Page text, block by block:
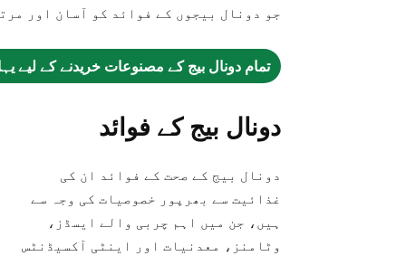
جو دونال بیجوں کے فوائد کو آسان اور
تمام دونال بیج کے مصنوعات خریدنے کے لیے
دونال بیج کے فوائد
دونال بیج کے صحت کے فوائد ان کی
غذائیت سے بھرپور خصوصیات کی وجہ سے
ہیں، جن میں اہم چربی والے ایسڈز،
وٹامنز، معدنیات اور اینٹی آکسیڈنٹس